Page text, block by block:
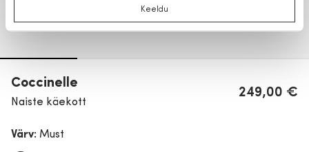
Keeldu
Coccinelle
Naiste käekott
249,00 €
Värv: Must